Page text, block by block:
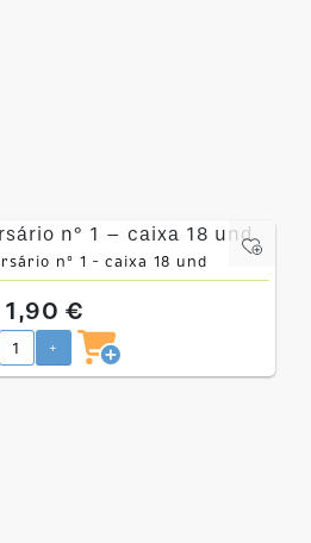
nº 1 – caixa 18 und
1,90 €
+